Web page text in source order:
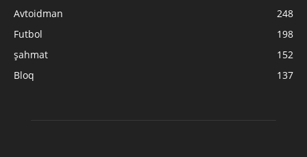
Avtoidman
248
Futbol
198
şahmat
152
Bloq
137